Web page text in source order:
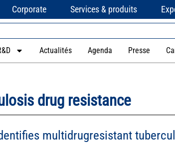
Corporate Services & produits
Actualités Agenda Presse
drug resistance
multidrugresistant